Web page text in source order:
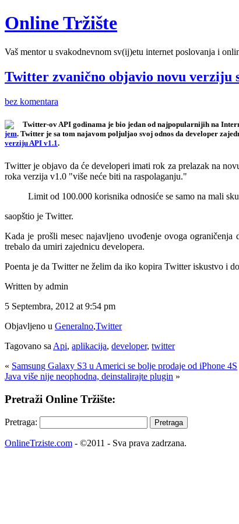
Online Tržište
Vaš mentor u svakodnevnom sv(ij)etu internet poslovanja i
Twitter zvanično objavio novu verziju
bez komentara
Twitter-ov API godinama je bio jedan od najpopularnijih na
jem. Twitter je sa tom najavom poljuljao svoj odnos da developer
verziju API v1.1.
Twitter je objavo da će developeri imati rok za prelazak na
roka verzija v1.0 "više neće biti na raspolaganju."
Limit od 100.000 korisnika odnosiće se samo na mali
saopštio je Twitter.
Kada je prošli mesec najavljeno uvođenje ovoga
trebalo da umiri zajednicu developera.
Poenta je da Twitter ne želim da iko kopira Twitter iskustvo i
Written by admin
5 Septembra, 2012 at 9:54 pm
Objavljeno u Generalno,Twitter
Tagovano sa Api, aplikacija, developer, twitter
« Samsung Galaxy S3 u Americi se bolje prodaje od iPhone 4S
Java više nije neophodna, deinstalirajte plugin »
Pretraži Online Tržište:
Pretraga:
OnlineTrziste.com - ©2011 - Sva prava zadrzana.